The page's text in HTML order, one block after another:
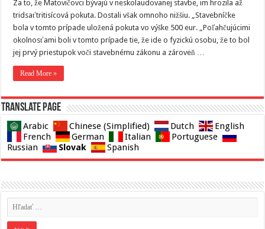
Za to, že Matovičovci bývajú v neskolaudovanej stavbe, im hrozila až
tridsaťtritisícová pokuta. Dostali však omnoho nižšiu. „Stavebníčke
bola v tomto prípade uložená pokuta vo výške 500 eur. „Poľahčujúcimi
okolnosťami boli v tomto prípade tie, že ide o fyzickú osobu, že to bol
jej prvý priestupok voči stavebnému zákonu a zároveň …
Read More »
Translate page
Arabic Chinese (Simplified) Dutch
English
French
German Italian
Portuguese
Russian
Slovak Spanish